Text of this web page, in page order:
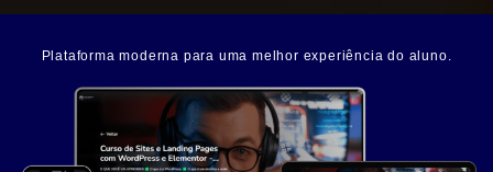
Plataforma moderna para uma melhor experiência do aluno.